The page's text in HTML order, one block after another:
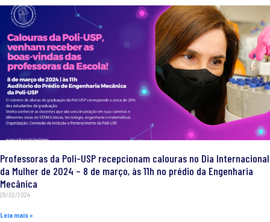
Professoras da Poli-USP recepcionam calouras no Dia Internacional
da Mulher de 2024 – 8 de março, às 11h no prédio da Engenharia
Mecânica
29/02/2024
Leia mais »